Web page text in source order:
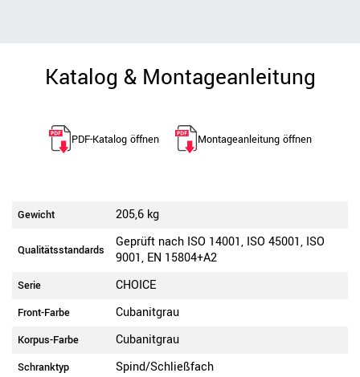
Katalog & Montageanleitung
PDF-Katalog öffnen Montageanleitung öffnen
Gewicht 205,6 kg
Qualitätsstandards
Geprüft nach ISO 14001, ISO 45001, ISO
9001, EN 15804+A2
Serie CHOICE
Front-Farbe Cubanitgrau
Korpus-Farbe Cubanitgrau
Schranktyp Spind/Schließfach